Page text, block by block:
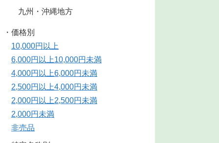
九州・沖縄地方
・価格別
10,000円以上
6,000円以上10,000円未満
4,000円以上6,000円未満
2,500円以上4,000円未満
2,000円以上2,500円未満
2,000円未満
非売品